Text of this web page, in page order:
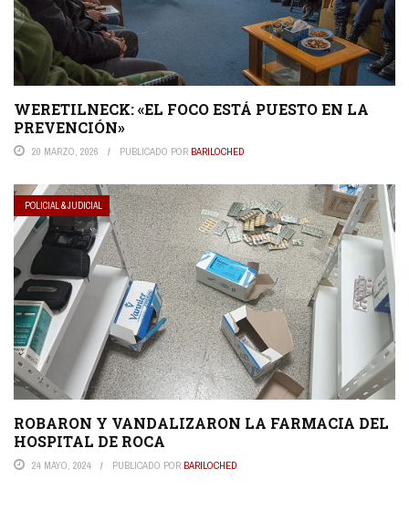
WERETILNECK: «EL FOCO ESTÁ PUESTO EN LA
PREVENCIÓN»
20 MARZO, 2026 PUBLICADO POR BARILOCHED
POLICIAL & JUDICIAL
ROBARON Y VANDALIZARON LA FARMACIA DEL
HOSPITAL DE ROCA
24 MAYO, 2024 PUBLICADO POR BARILOCHED